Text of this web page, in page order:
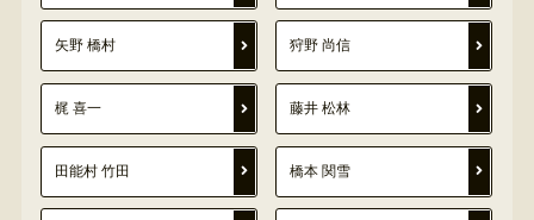
矢野 橋村 狩野 尚信
梶 喜一 藤井 松林
田能村 竹田 橋本 関雪